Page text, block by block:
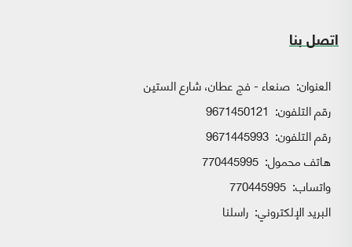
اتصل بنا
العنوان: صنعاء - فج عطان، شارع الستين
رقم التلفون: 9671450121
رقم التلفون: 9671445993
هاتف محمول: 770445995
واتساب:
البريد الإلكتروني: راسلنا